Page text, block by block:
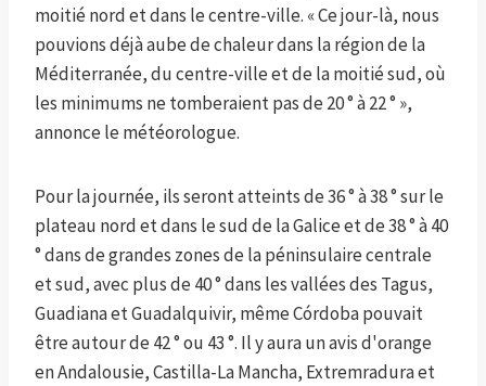
moitié nord et dans le centre-ville. « Ce jour-là, nous
pouvions déjà aube de chaleur dans la région de la
Méditerranée, du centre-ville et de la moitié sud, où
les minimums ne tomberaient pas de 20 ° à 22 ° »,
annonce le météorologue.
Pour la journée, ils seront atteints de 36 ° à 38 ° sur le
plateau nord et dans le sud de la Galice et de 38 ° à 40
° dans de grandes zones de la péninsulaire centrale
et sud, avec plus de 40 ° dans les vallées des Tagus,
Guadiana et Guadalquivir, même Córdoba pouvait
être autour de 42 ° ou 43 °. Il y aura un avis d'orange
en Andalousie, Castilla-La Mancha, Extremradura et